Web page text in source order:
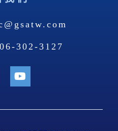
302-3127